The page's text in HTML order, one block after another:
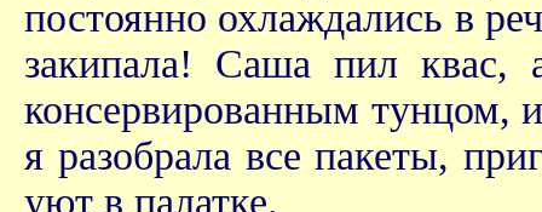
постоянно охлаждались в
закипала! Саша пил
консервированным тунцом,
я разобрала все пакеты,
уют в палатке.